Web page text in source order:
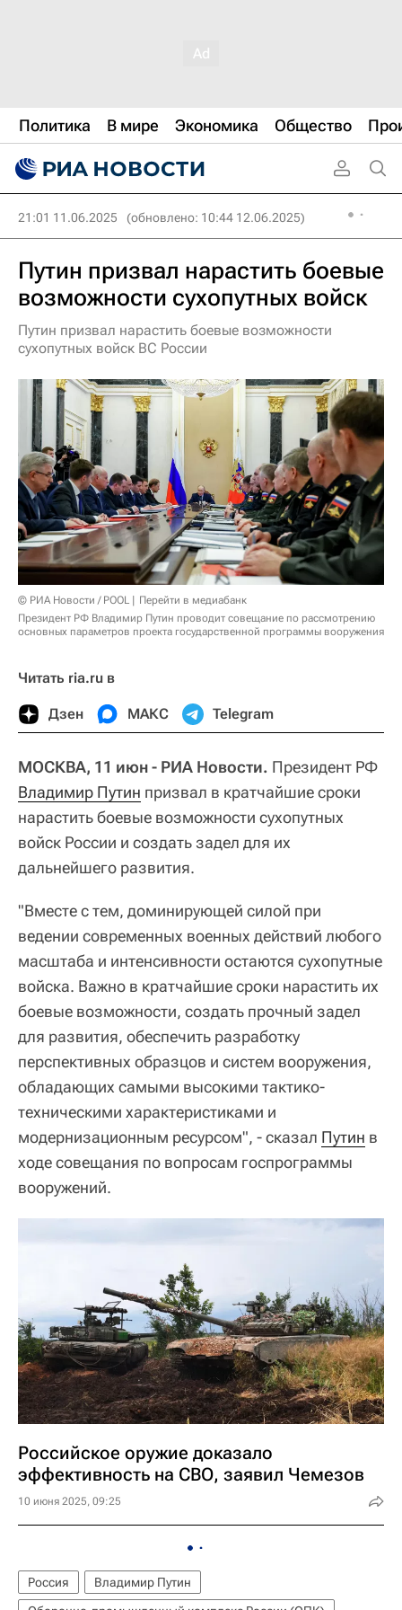
Политика В мире Экономика Общество
21:01 11.06.2025 (обновлено: 10:44 12.06.2025)
Путин призвал нарастить боевые
возможности сухопутных войск
Путин призвал нарастить боевые возможности
сухопутных войск ВС России
© РИА Новости / POOL
Перейти в медиабанк
Президент РФ Владимир Путин проводит совещание по рассмотрению
основных параметров проекта государственной программы вооружения
Читать ria.ru в
Дзен МАКС Telegram
МОСКВА, 11 июн - РИА Новости. Президент РФ
Владимир Путин призвал в кратчайшие сроки
нарастить боевые возможности сухопутных
войск России и создать задел для их
дальнейшего развития.
"Вместе с тем, доминирующей силой при
ведении современных военных действий любого
масштаба и интенсивности остаются сухопутные
войска. Важно в кратчайшие сроки нарастить их
боевые возможности, создать прочный задел
для развития, обеспечить разработку
перспективных образцов и систем вооружения,
обладающих самыми высокими тактико-
техническими характеристиками и
модернизационным ресурсом", - сказал Путин в
ходе совещания по вопросам госпрограммы
вооружений.
Российское оружие доказало
эффективность на СВО, заявил Чемезов
10 июня 2025, 09:25
Россия
Владимир Путин